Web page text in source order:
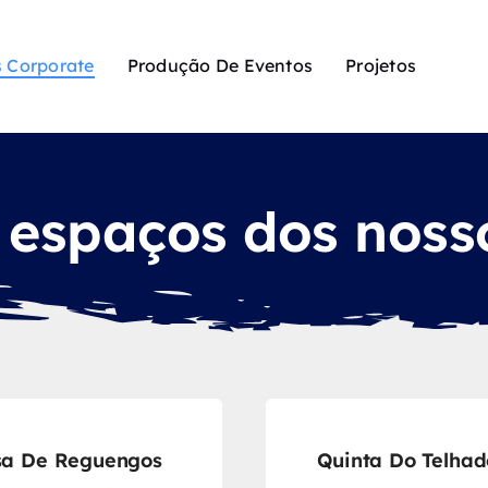
Corporate Produção De Eventos Projetos
dos
De Reguengos Quinta Do